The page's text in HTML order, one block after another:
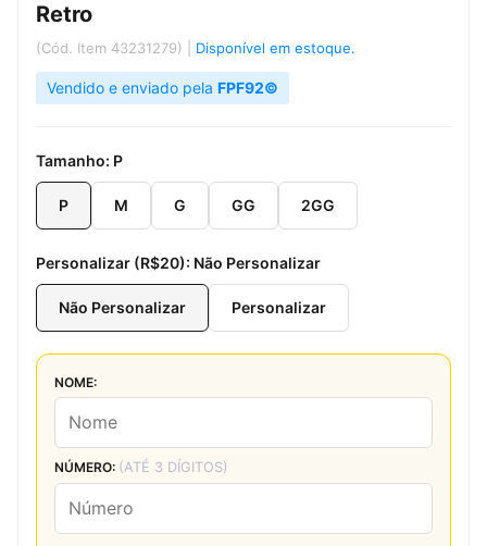
Retro
(Cód. Item 43231279) Disponível em estoque.
Vendido e enviado pela FPF92©
Tamanho: P
P M G GG 2GG
Personalizar (R$20): Não Personalizar
Não Personalizar Personalizar
NOME:
NÚMERO: (ATÉ 3 DÍGITOS)